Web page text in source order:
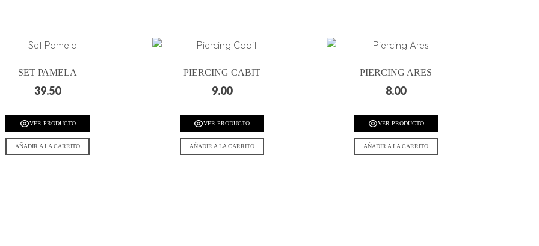
SET PAMELA
39.50
VER PRODUCTO
AÑADIR A LA CARRITO
PIERCING CABIT
9.00
VER PRODUCTO
AÑADIR A LA CARRITO
PIERCING ARES
8.00
VER PRODUCTO
AÑADIR A LA CARRITO